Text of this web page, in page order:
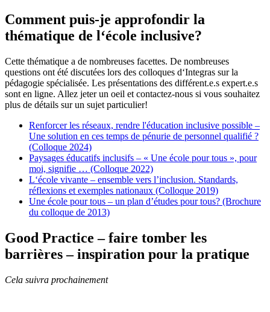
Comment puis-je approfondir la
thématique de l‘école inclusive?
Cette thématique a de nombreuses facettes. De nombreuses
questions ont été discutées lors des colloques d‘Integras sur la
pédagogie spécialisée. Les présentations des différent.e.s expert.e.s
sont en ligne. Allez jeter un oeil et contactez-nous si vous souhaitez
plus de détails sur un sujet particulier!
Renforcer les réseaux, rendre l'éducation inclusive possible –
Une solution en ces temps de pénurie de personnel qualifié ?
(Colloque 2024)
Paysages éducatifs inclusifs – « Une école pour tous », pour
moi, signifie … (Colloque 2022)
L‘école vivante – ensemble vers l’inclusion. Standards,
réflexions et exemples nationaux (Colloque 2019)
Une école pour tous – un plan d’études pour tous? (Brochure
du colloque de 2013)
Good Practice – faire tomber les
barrières – inspiration pour la pratique
Cela suivra prochainement